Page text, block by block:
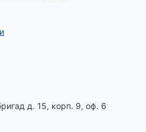
д. 15, корп. 9, оф. 6